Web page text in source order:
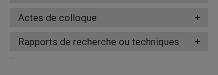
Actes de colloque
Rapports de recherche ou techniques
...